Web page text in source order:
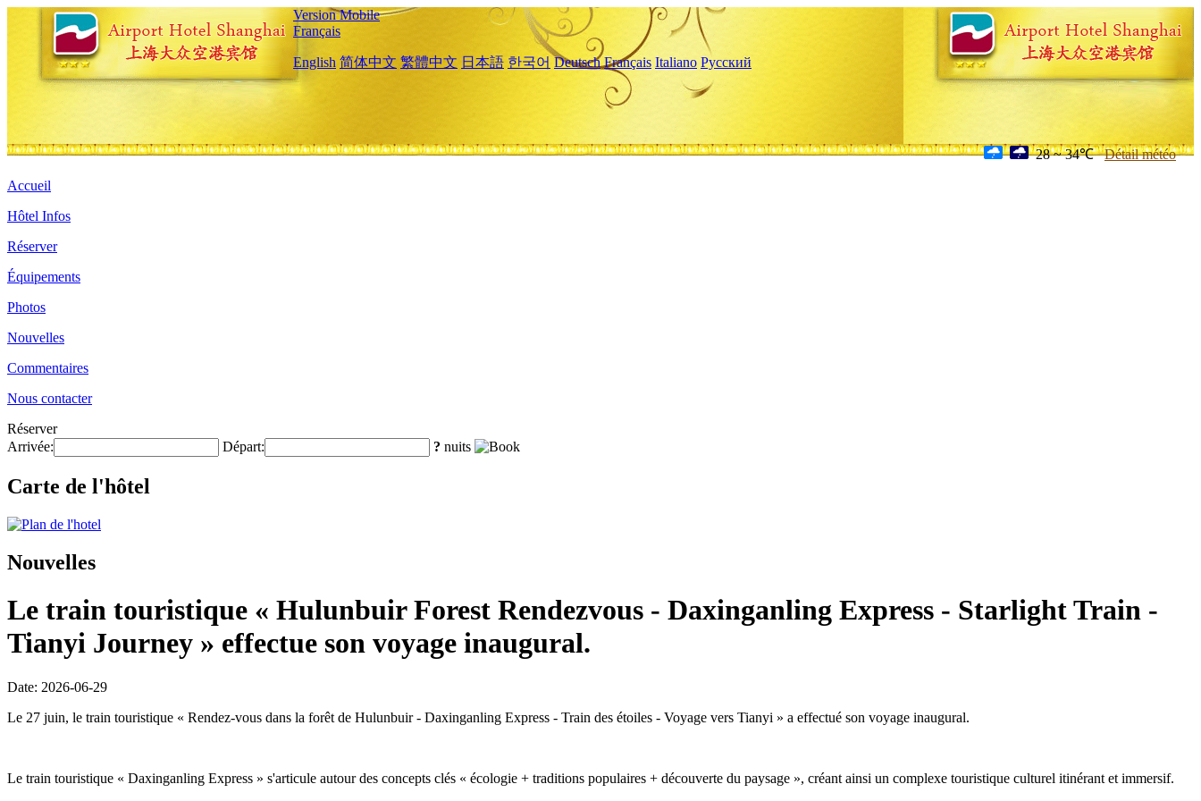
Version Mobile
Français
English 简体中文 繁體中文 日本語 한국어 Deutsch Français Italiano Русский
28 ~ 34℃ Détail météo
Accueil
Hôtel Infos
Réserver
Équipements
Photos
Nouvelles
Commentaires
Nous contacter
Réserver
Arrivée:
Départ: ? nuits
Carte de l'hôtel
Nouvelles
Le train touristique « Hulunbuir Forest Rendezvous - Daxinganling Express - Starlight Train -
Tianyi Journey » effectue son voyage inaugural.
Date: 2026-06-29
Le 27 juin, le train touristique « Rendez-vous dans la forêt de Hulunbuir - Daxinganling Express - Train des étoiles - Voyage vers Tianyi » a effectué son voyage inaugural.
Le train touristique « Daxinganling Express » s'articule autour des concepts clés « écologie + traditions populaires + découverte du paysage », créant ainsi un complexe touristique culturel itinérant et immersif.